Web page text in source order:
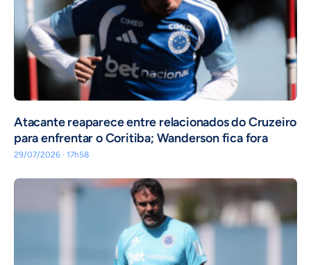
Atacante reaparece entre relacionados do Cruzeiro
para enfrentar o Coritiba; Wanderson fica fora
29/07/2026 · 17h58